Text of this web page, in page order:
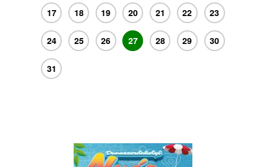
17 18 19 20 21 22 23
24 25 26 27 28 29 30
31